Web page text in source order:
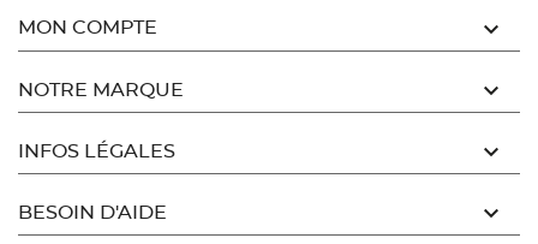
MON COMPTE 
NOTRE MARQUE 
INFOS LÉGALES 
BESOIN D'AIDE 